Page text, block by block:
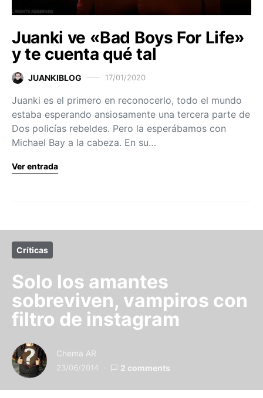
Juanki ve «Bad Boys For Life»
y te cuenta qué tal
JUANKIBLOG 17/01/2020
Juanki es el primero en reconocerlo, todo el mundo
estaba esperando ansiosamente una tercera parte de
Dos policías rebeldes. Pero la esperábamos con
Michael Bay a la cabeza. En su…
Ver entrada
Críticas
Solo los amantes
sobreviven, vampiros con
filtro de instagram
Chema AR
23/06/2014 2 comments